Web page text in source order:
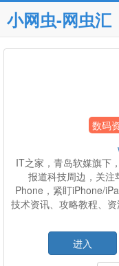
小网虫-网虫汇
数码
IT之家，青岛软媒旗下
报道科技周边，关
Phone，紧盯iPhone/
技术资讯、攻略教程、
进入